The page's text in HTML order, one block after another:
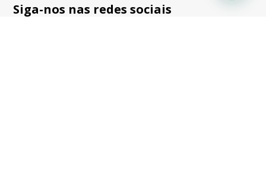
Siga-nos nas redes sociais